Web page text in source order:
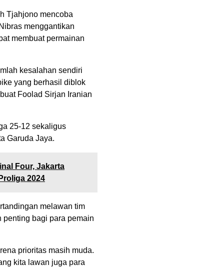
Tjahjono mencoba
menggantikan
membuat permainan
kesalahan sendiri
yang berhasil diblok
Foolad Sirjan Iranian
25-12 sekaligus
Garuda Jaya.
Four, Jakarta
2024
melawan tim
bagi para pemain
prioritas masih muda.
kita lawan juga para